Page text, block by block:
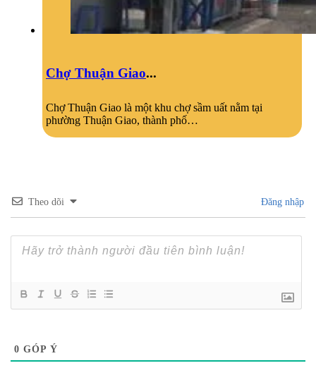
Chợ Thuận Giao...
Chợ Thuận Giao là một khu chợ sầm uất nằm tại
phường Thuận Giao, thành phố…
Theo dõi Đăng nhập
0 GÓP Ý